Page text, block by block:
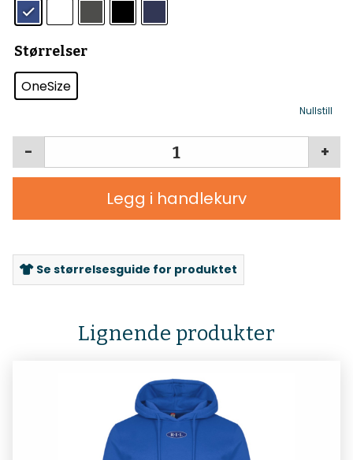
Størrelser
OneSize
Nullstill
+
-
Legg i handlekurv
Se størrelsesguide for produktet
Lignende produkter